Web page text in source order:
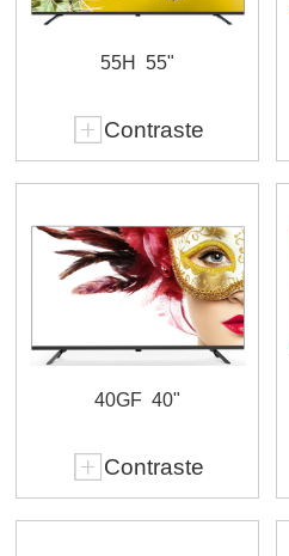
55H 55"
Contraste
40GF 40"
Contraste